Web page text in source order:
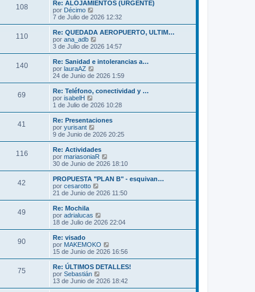
s
j
e
o
s
e
t
m
o
m
e
s
j
e
108
Re: ALOJAMIENTOS (URGENTE)
por Décimo
e
r
ú
l
t
m
o
m
e
s
j
e
7 de Julio de 2026 12:32
110
Re: QUEDADA AEROPUERTO, ULTIM…
por ana_adb
e
r
ú
t
o
m
e
s
j
e
3 de Julio de 2026 14:57
140
Re: Sanidad e intolerancias a…
por lauraAZ
e
r
ú
t
m
o
m
e
s
a
e
24 de Junio de 2026 1:59
69
Re: Teléfono, conectividad y …
por isabelH
e
r
ú
l
t
m
o
m
e
s
a
j
e
1 de Julio de 2026 10:28
41
Re: Presentaciones
por yurisant
e
r
ú
l
t
m
o
m
e
a
j
e
9 de Junio de 2026 20:25
116
Re: Actividades
por mariasoniaR
e
r
ú
t
m
e
a
j
e
30 de Junio de 2026 18:10
42
PROPUESTA "PLAN B" - esquivan…
por cesarotto
e
r
l
t
o
m
e
s
a
j
21 de Junio de 2026 11:50
49
Re: Mochila
por adrialucas
e
r
t
m
o
m
e
18 de Julio de 2026 22:04
90
Re: visado
por MAKEMOKO
e
r
ú
t
15 de Junio de 2026 16:56
75
Re: ÚLTIMOS DETALLES!
por Sebastián
e
r
13 de Junio de 2026 18:42